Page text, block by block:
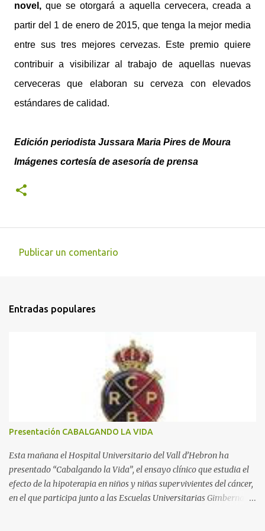
novel,que se otorgará a aquella cervecera, creada a
partir del 1 de enero de 2015, que tenga la mejor media
entre sus tres mejores cervezas. Este premio quiere
contribuir a visibilizar al trabajo de aquellas nuevas
cerveceras que elaboran su cerveza con elevados
estándares de calidad.
Edición periodista Jussara Maria Pires de Moura
Imágenes cortesía de asesoría de prensa
e
s
Publicar un comentario
Entradas populares
Presentación CABALGANDO LA VIDA
Esta mañana el Hospital Universitario del Vall d’Hebron ha
presentado “Cabalgando la Vida”, el ensayo clínico que estudia el
efecto de la hipoterapia en niños y niñas supervivientes del cáncer,
en el que participa junto a las Escuelas Universitarias Gimbernat,